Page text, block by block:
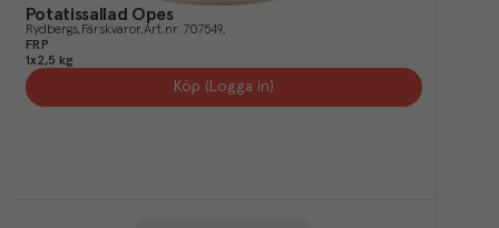
Potatissallad Opes
Rydbergs Färskvaror Art.nr. 707549
FRP
1x2,5 kg
Köp (Logga in)